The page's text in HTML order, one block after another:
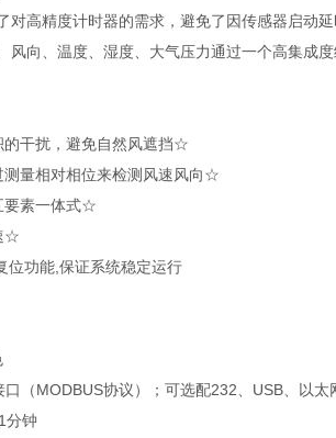
高精度计时器的需求，避免了因传感器启动
风向、温度、湿度、大气压力通过一个高集成
的干扰，避免自然风遮挡☆
测量相对相位来检测风速风向☆
要素一体式☆
☆
位功能,保证系统稳定运行
（MODBUS协议）；可选配232、USB、以
分钟